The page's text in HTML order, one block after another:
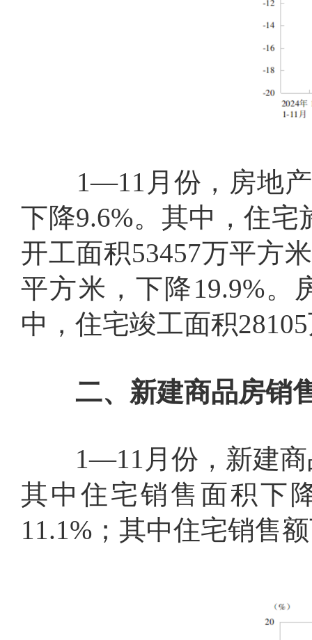
1—11 月份，房地
下降9.6%。其中，住宅
开工面积53457万平方
平方米，下降19.9%。
中，住宅竣工面积28105
二、新建商品房销
1—11 月份，新建
其中住宅销售面积下
11.1% ；其中住宅销售